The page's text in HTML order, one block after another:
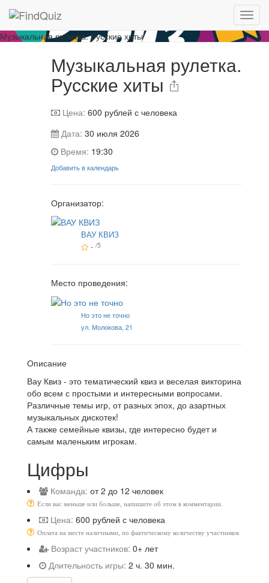
Музыкальная рулетка. Русские хиты
Музыкальная рулетка.
Русские хиты
Цена: 600 рублей с человека
Дата: 30 июля 2026
Время: 19:30
Добавить в календарь
Организатор:
ВАУ КВИЗ
- /5
Место проведения:
Но это не точно
ул. Молокова, 21
Описание
Вау Квиз - это тематический квиз и веселая викторина
обо всем с простыми и интересными вопросами.
Различные темы игр, от разных эпох, до азартных
музыкальных дискотек!
А также семейные квизы, где интересно будет и
самым маленьким игрокам.
Цифры
Команда: от 2 до 12 человек
Если вас меньше или больше, напишите об этом в комментарии.
Цена: 600 рублей с человека
Оплата на месте наличными, по фактическому количеству участников
Возраст участников: 0+ лет
Длительность игры: 2 ч. 30 мин.